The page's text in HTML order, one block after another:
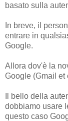
basato sulla
In breve, il
entrare in
Google.
Allora dov'è la
Google (Gmail et
Il bello della
dobbiamo usare
questo caso